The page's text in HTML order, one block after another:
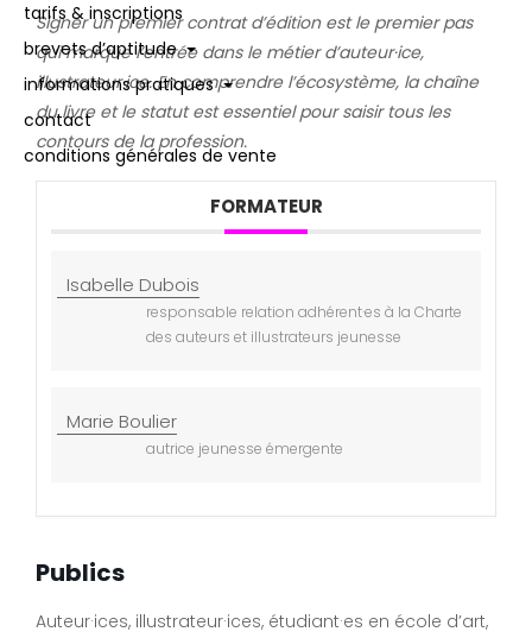
tarifs & inscriptions
brevets d’aptitude
informations pratiques
contact
conditions générales de vente
Signer un premier contrat d’édition est le premier pas
qui marque l’entrée dans le métier d’auteur·ice,
illustrateur·ice. En comprendre l’écosystème, la chaîne
du livre et le statut est essentiel pour saisir tous les
contours de la profession.
FORMATEUR
Isabelle Dubois
responsable relation adhérent·es à la Charte
des auteurs et illustrateurs jeunesse
Marie Boulier
autrice jeunesse émergente
Publics
Auteur·ices, illustrateur·ices, étudiant·es en école d’art,